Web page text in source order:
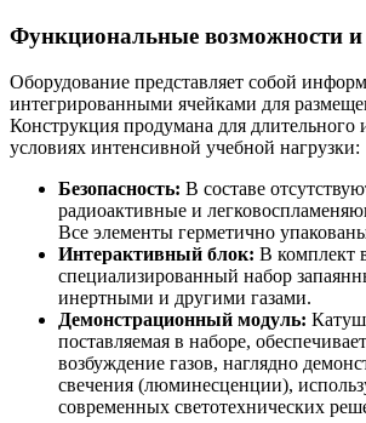
Функциональные возможности и
Оборудование представляет собой
интегрированными ячейками для
Конструкция продумана для длительного
условиях интенсивной учебной нагрузки:
Безопасность: В составе
радиоактивные и
Все элементы герметично
Интерактивный блок: В комплект
специализированный набор
инертными и другими газами.
Демонстрационный модуль:
поставляемая в наборе,
возбуждение газов, наглядно
свечения (люминесценции),
современных светотехнических